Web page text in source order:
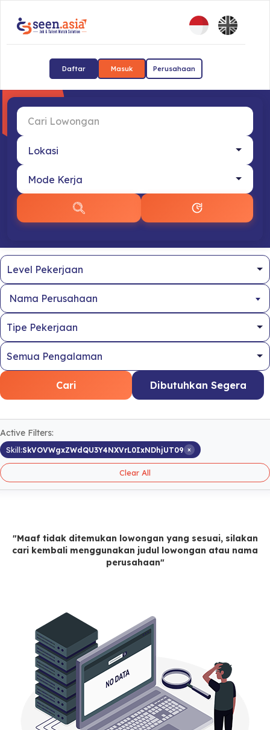
Daftar Masuk Perusahaan
Nama Perusahaan
Cari Dibutuhkan Segera
Active Filters:
Skill:SkVOVWgxZWdQU3Y4NXVrL0IxNDhjUT09 ×
Clear All
"Maaf tidak ditemukan lowongan yang sesuai, silakan
cari kembali menggunakan judul lowongan atau nama
perusahaan"